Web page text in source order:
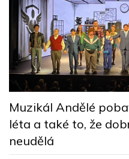
Muzikál Andělé
léta a také to, že
neudělá